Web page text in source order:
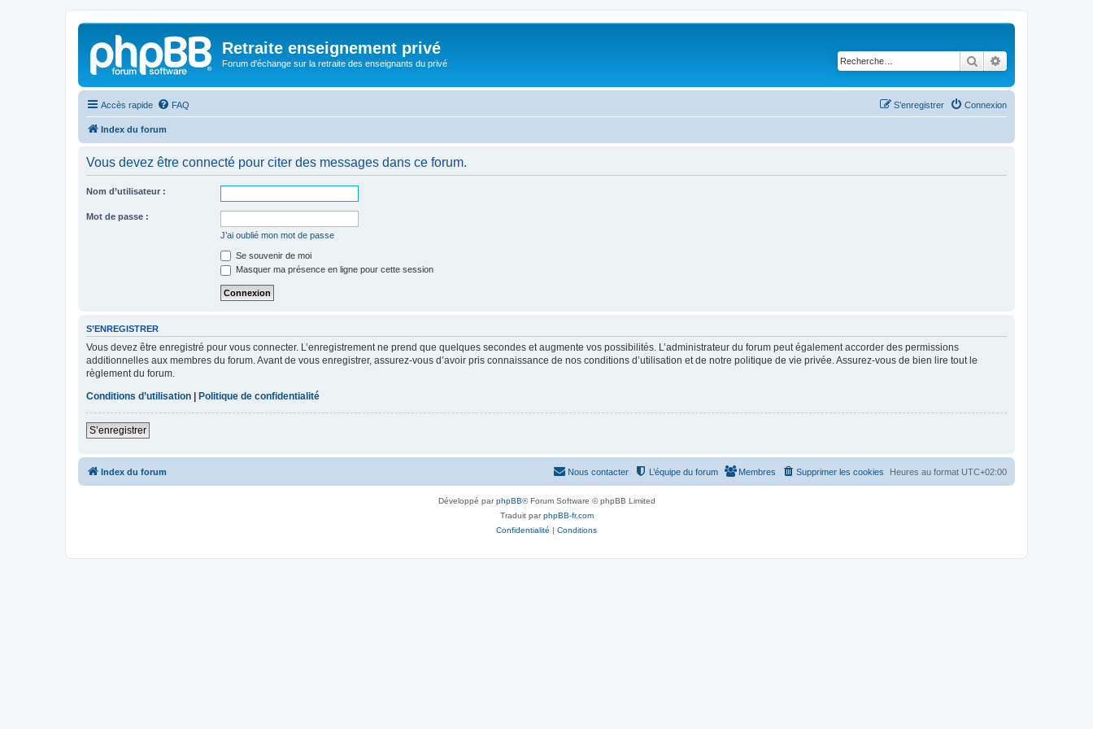
Retraite enseignement privé
Forum d'échange sur la retraite des enseignants du privé Rechercher
Accès rapide FAQ Connexion
S’enregistrer
Index du forum
Vous devez être connecté pour citer des messages dans ce forum.
Nom d’utilisateur :
Mot de passe :
J’ai oublié mon mot de passe
Se souvenir de moi
Masquer ma présence en ligne pour cette session
S’ENREGISTRER
Vous devez être enregistré pour vous connecter. L’enregistrement ne prend que quelques secondes et augmente vos possibilités. L’administrateur du forum peut également accorder des permissions
additionnelles aux membres du forum. Avant de vous enregistrer, assurez-vous d’avoir pris connaissance de nos conditions d’utilisation et de notre politique de vie privée. Assurez-vous de bien lire tout le
règlement du forum.
Conditions d’utilisation
Politique de confidentialité
S’enregistrer
Index du forum Heures au format UTC+02:00
Supprimer les cookies
Membres
L’équipe du forum
Nous contacter
Développé parphpBB® Forum Software © phpBB Limited
Traduit parphpBB-fr.com
Confidentialité | Conditions